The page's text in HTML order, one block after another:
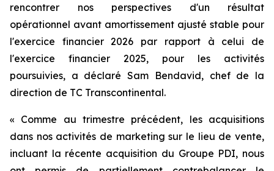
rencontrer nos perspectives d'un résultat
opérationnel avant amortissement ajusté stable pour
l'exercice financier 2026 par rapport à celui de
l'exercice financier 2025, pour les activités
poursuivies, a déclaré Sam Bendavid, chef de la
direction de TC Transcontinental.
« Comme au trimestre précédent, les acquisitions
dans nos activités de marketing sur le lieu de vente,
incluant la récente acquisition du Groupe PDI, nous